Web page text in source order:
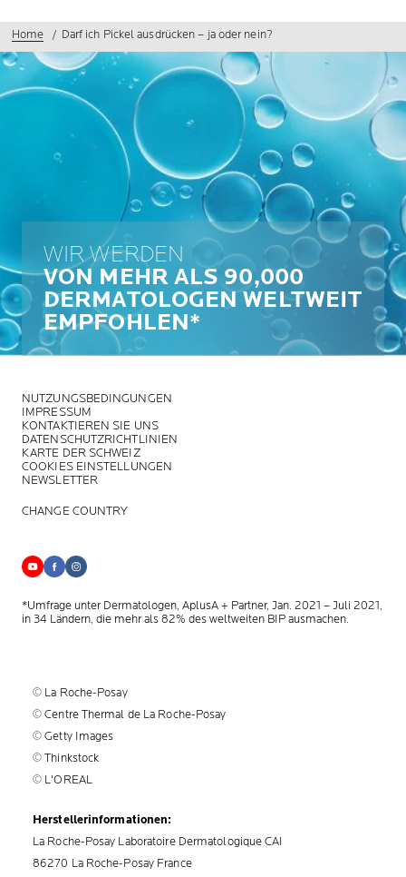
Home Darf ich Pickel ausdrücken – ja oder nein?
WIR WERDEN
VON MEHR ALS 90,000
DERMATOLOGEN WELTWEIT
EMPFOHLEN*
NUTZUNGSBEDINGUNGEN
IMPRESSUM
KONTAKTIEREN SIE UNS
DATENSCHUTZRICHTLINIEN
KARTE DER SCHWEIZ
COOKIES EINSTELLUNGEN
NEWSLETTER
CHANGE COUNTRY
*Umfrage unter Dermatologen, AplusA + Partner, Jan. 2021 – Juli 2021,
in 34 Ländern, die mehr als 82% des weltweiten BIP ausmachen.
© La Roche-Posay
© Centre Thermal de La Roche-Posay
© Getty Images
© Thinkstock
© L'OREAL
Herstellerinformationen:
La Roche-Posay Laboratoire Dermatologique CAI
86270 La Roche-Posay France